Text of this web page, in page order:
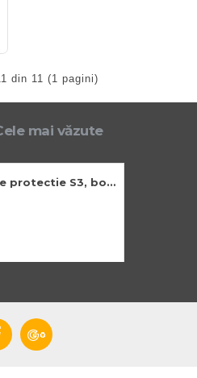
din 11 (1 pagini)
mai văzute
Pantofi de protectie S3, bombeu si lamela din otel, brant confortabil EVA